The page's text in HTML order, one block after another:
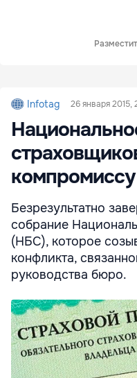
Infotag 26 января 2015,
компромиссу
Безрезультатно
собрание
(НБС), которое
конфликта,
руководства бюро.